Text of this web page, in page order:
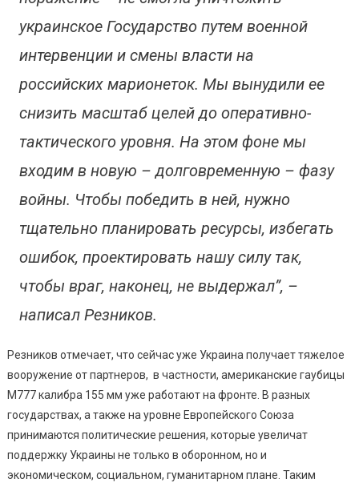
украинское Государство путем военной
интервенции и смены власти на
российских марионеток. Мы вынудили ее
снизить масштаб целей до оперативно-
тактического уровня. На этом фоне мы
входим в новую – долговременную – фазу
войны. Чтобы победить в ней, нужно
тщательно планировать ресурсы, избегать
ошибок, проектировать нашу силу так,
чтобы враг, наконец, не выдержал”, –
написал Резников.
Резников отмечает, что сейчас уже Украина получает тяжелое
вооружение от партнеров, в частности, американские гаубицы
М777 калибра 155 мм уже работают на фронте. В разных
государствах, а также на уровне Европейского Союза
принимаются политические решения, которые увеличат
поддержку Украины не только в оборонном, но и
экономическом, социальном, гуманитарном плане. Таким